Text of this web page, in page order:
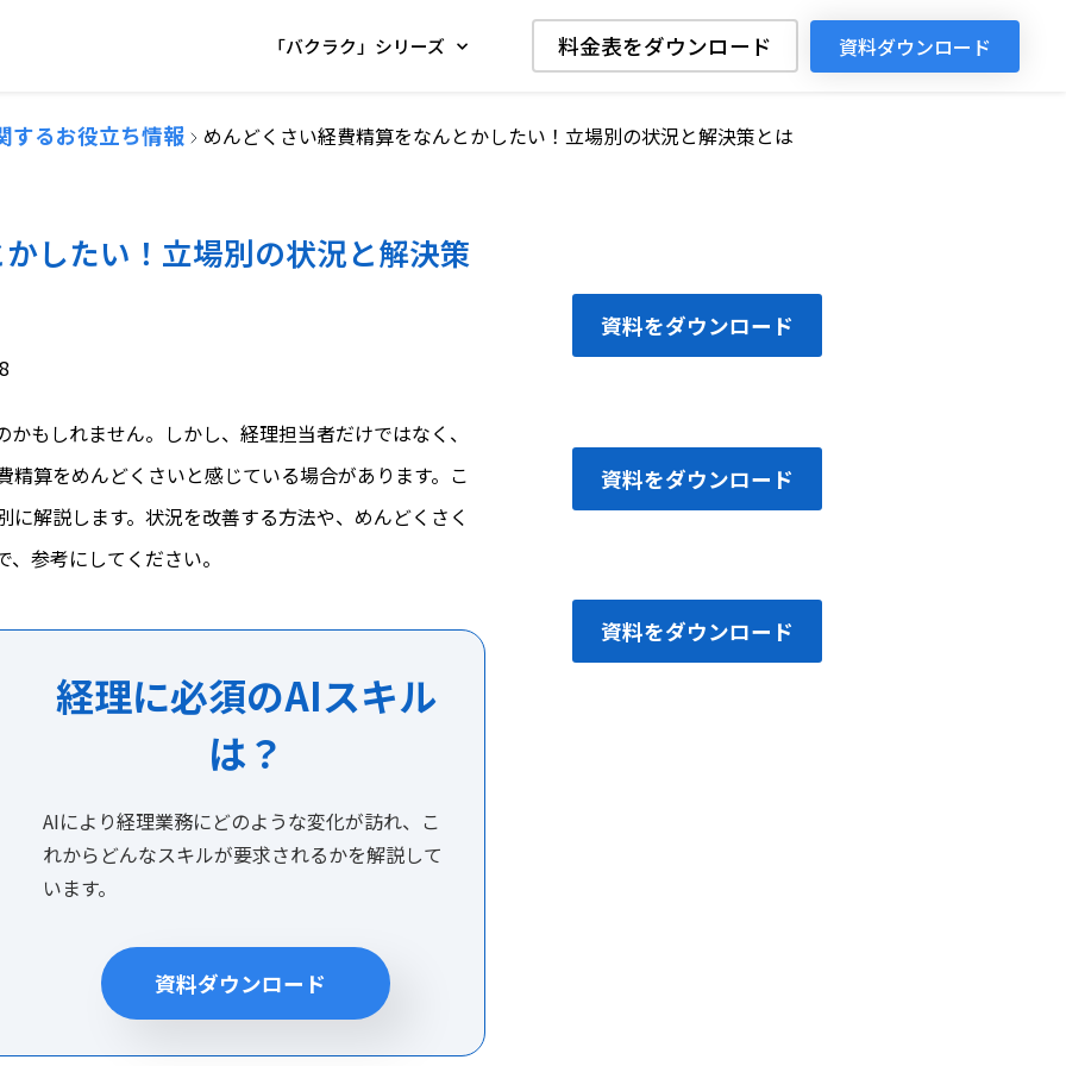
「バクラク」シリーズ 料金表をダウンロード 資料ダウンロード
するお役立ち情報 めんどくさい経費精算をなんとかしたい！立場別の状況と解決策とは
したい！立場別の状況と解決策
もしれません。しかし、経理担当者だけではなく、
算をめんどくさいと感じている場合があります。こ
解説します。状況を改善する方法や、めんどくさく
参考にしてください。
経理に必須のAIスキル
は？
AIにより経理業務にどのような変化が訪れ、こ
れからどんなスキルが要求されるかを解説して
います。
資料ダウンロード
資料をダウンロード
資料をダウンロード
資料をダウンロード